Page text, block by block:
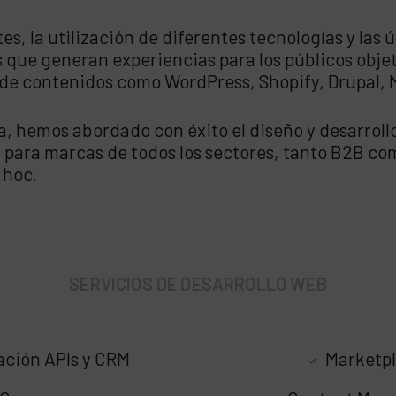
la utilización de diferentes tecnologías y las
generan experiencias para los públicos
contenidos como WordPress, Shopify, Drupal,
hemos abordado con éxito el diseño y
marcas de todos los sectores, tanto B2B
APIs y CRM